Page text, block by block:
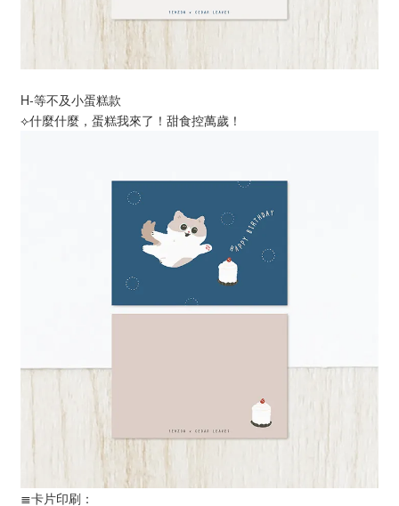
H-等不及小蛋糕款
⟣什麼什麼，蛋糕我來了！甜食控萬歲！
≣卡片印刷：